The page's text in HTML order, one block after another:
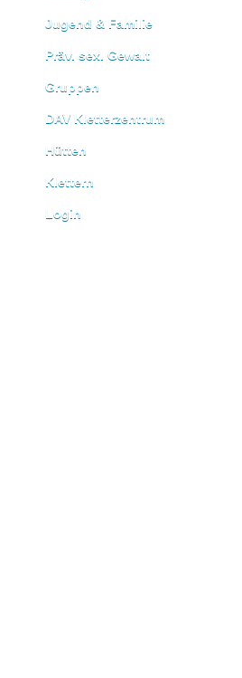
Jugend & Familie
Präv. sex. Gewalt
Gruppen
DAV Kletterzentrum
Hütten
Klettern
Login